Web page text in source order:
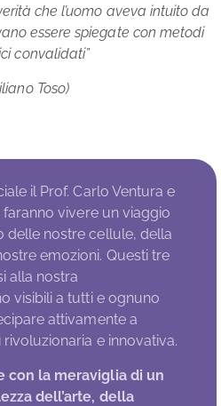
che l’uomo aveva intuito da
essere spiegate con metodi
convalidati”
Toso)
il Prof. Carlo Ventura e
faranno vivere un viaggio
delle nostre cellule, della
emozioni. Questi tre
alla nostra
visibili a tutti e ognuno
attivamente a
e innovativa.
con la meraviglia di un
dell’arte, della